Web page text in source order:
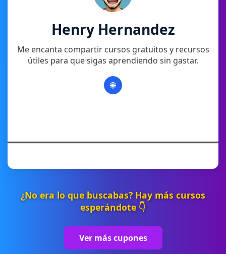
Henry Hernandez
Me encanta compartir cursos gratuitos y recursos
útiles para que sigas aprendiendo sin gastar.
🌐
¿No era lo que buscabas? Hay más cursos
esperándote 👇
Ver más cupones